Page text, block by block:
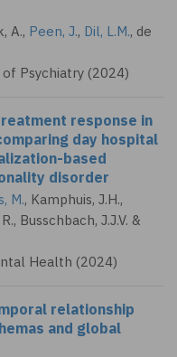
A., Peen, J., Dil, L.M., de
Psychiatry (2024)
response in
day hospital
based
disorder
M., Kamphuis, J.H.,
Busschbach, J.J.V. &
Health (2024)
relationship
and global